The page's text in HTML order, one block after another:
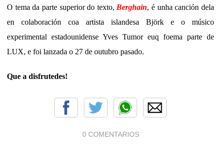
O tema da parte superior do texto, Berghain, é unha canción dela
en colaboración coa artista islandesa Björk e o músico
experimental estadounidense Yves Tumor euq foema parte de
LUX, e foi lanzada o 27 de outubro pasado.
Que a disfrutedes!
0 COMENTARIOS